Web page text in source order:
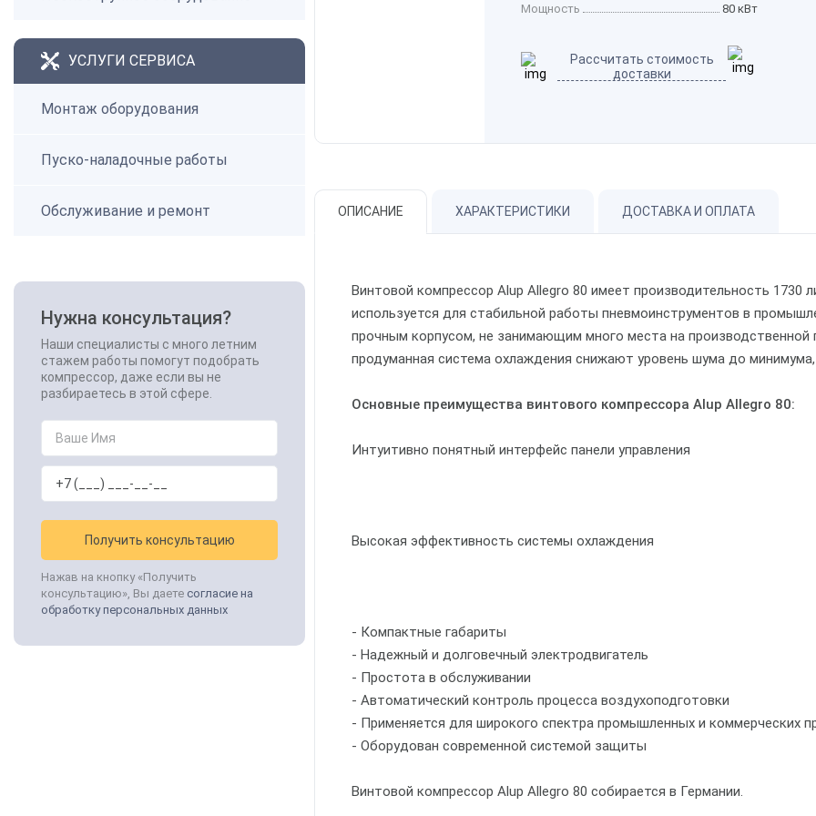
УСЛУГИ СЕРВИСА
Монтаж оборудования
Пуско-наладочные работы
Обслуживание и ремонт
Нужна консультация?
Наши специалисты с много летним
стажем работы помогут подобрать
компрессор, даже если вы не
разбираетесь в этой сфере.
Получить консультацию
Нажав на кнопку «Получить
консультацию», Вы даете согласие на
обработку персональных данных
Мощность 80 кВт
Рассчитать стоимость
доставки
ОПИСАНИЕ ХАРАКТЕРИСТИКИ ДОСТАВКА И ОПЛАТА
Винтовой компрессор Alup Allegro 80 имеет производительность 1730
используется для стабильной работы пневмоинструментов в
прочным корпусом, не занимающим много места на
продуманная система охлаждения снижают уровень шума до
Основные преимущества винтового компрессора Alup Allegro 80:
Интуитивно понятный интерфейс панели управления
Высокая эффективность системы охлаждения
- Компактные габариты
- Надежный и долговечный электродвигатель
- Простота в обслуживании
- Автоматический контроль процесса воздухоподготовки
- Применяется для широкого спектра промышленных и коммерческих
- Оборудован современной системой защиты
Винтовой компрессор Alup Allegro 80 собирается в Германии.